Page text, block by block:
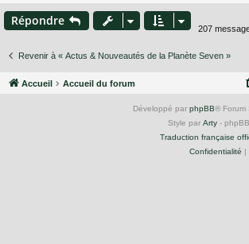
Répondre
207
Revenir à « Actus & Nouveautés de la Planète Seven »
Accueil Accueil du forum
Développé par phpBB® Forum
Style par Arty -
Traduction française
Confidentialité